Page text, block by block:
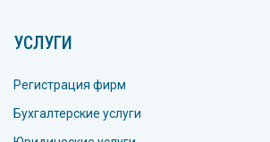
УСЛУГИ
Регистрация фирм
Бухгалтерские услуги